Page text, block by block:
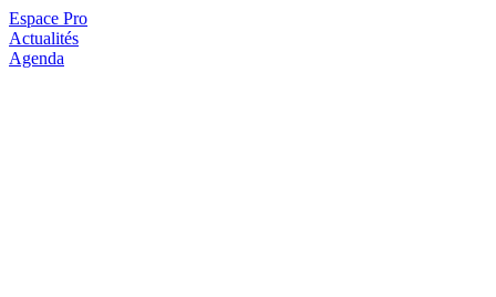
Espace Pro
Actualités
Agenda